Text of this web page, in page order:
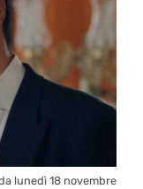
lunedì 18 novembre